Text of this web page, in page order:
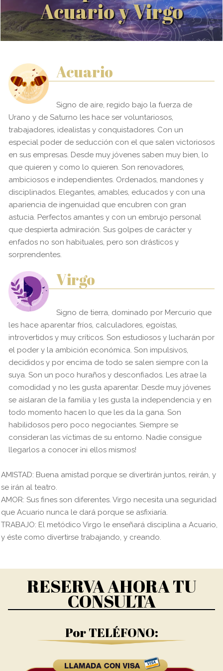
Acuario y Virgo
Acuario
Signo de aire, regido bajo la fuerza de
Urano y de Saturno les hace ser voluntariosos,
trabajadores, idealistas y conquistadores. Con un
especial poder de seducción con el que salen victoriosos
en sus empresas. Desde muy jóvenes saben muy bien, lo
que quieren y como lo quieren. Son renovadores,
ambiciosos e independientes. Ordenados, mandones y
disciplinados. Elegantes, amables, educados y con una
apariencia de ingenuidad que encubren con gran
astucia. Perfectos amantes y con un embrujo personal
que despierta admiración. Sus golpes de carácter y
enfados no son habituales, pero son drásticos y
sorprendentes.
Virgo
Signo de tierra, dominado por Mercurio que
les hace aparentar fríos, calculadores, egoístas,
introvertidos y muy críticos. Son estudiosos y lucharán por
el poder y la ambición económica. Son impulsivos,
decididos y por encima de todo se salen siempre con la
suya. Son un poco huraños y desconfiados. Les atrae la
comodidad y no les gusta aparentar. Desde muy jóvenes
se aislaran de la familia y les gusta la independencia y en
todo momento hacen lo que les da la gana. Son
habilidosos pero poco negociantes. Siempre se
consideran las víctimas de su entorno. Nadie consigue
llegarlos a conocer ¡ni ellos mismos!
AMISTAD: Buena amistad porque se divertirán juntos, reirán, y
se irán al teatro.
AMOR: Sus fines son diferentes. Virgo necesita una seguridad
que Acuario nunca le dará porque se asfixiaría.
TRABAJO: El metódico Virgo le enseñará disciplina a Acuario,
y éste como divertirse trabajando, y creando.
RESERVA AHORA TU
CONSULTA
Por TELÉFONO: